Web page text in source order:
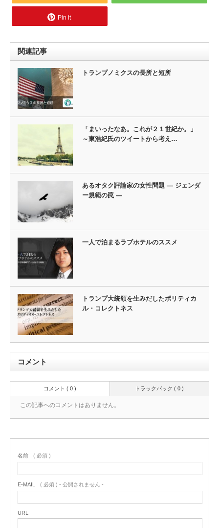
Pin it
関連記事
トランプノミクスの長所と短所
「まいったなあ。これが２１世紀か。」
～東浩紀氏のツイートから考え…
あるオタク評論家の女性問題 ― ジェンダ
ー規範の罠 ―
一人で泊まるラブホテルのススメ
トランプ大統領を生みだしたポリティカ
ル・コレクトネス
コメント
トラックバック ( 0 )
コメント ( 0 )
この記事へのコメントはありません。
名前 ( 必須 )
E-MAIL ( 必須 ) - 公開されません -
URL